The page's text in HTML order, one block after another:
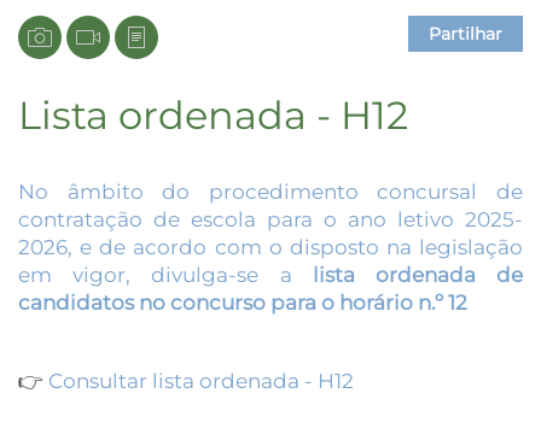
Partilhar
Lista ordenada - H12
No âmbito do procedimento concursal de
contratação de escola para o ano letivo 2025-
2026, e de acordo com o disposto na legislação
em vigor, divulga-se a lista ordenada de
candidatos no concurso para o horário n.º 12
👉 Consultar lista ordenada - H12